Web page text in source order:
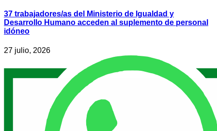
37 trabajadores/as del Ministerio de Igualdad y
Desarrollo Humano acceden al suplemento de personal
idóneo
27 julio, 2026